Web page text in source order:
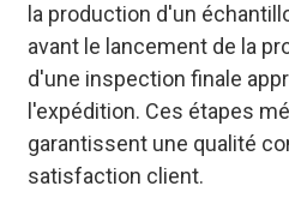
la production d'un
avant le lancement de la
d'une inspection finale
l'expédition. Ces étapes
garantissent une qualité
satisfaction client.